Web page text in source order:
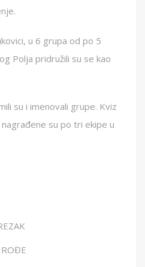
u 6 grupa od po 5
Polja pridružili su se kao
su i imenovali grupe. Kviz
su po tri ekipe u